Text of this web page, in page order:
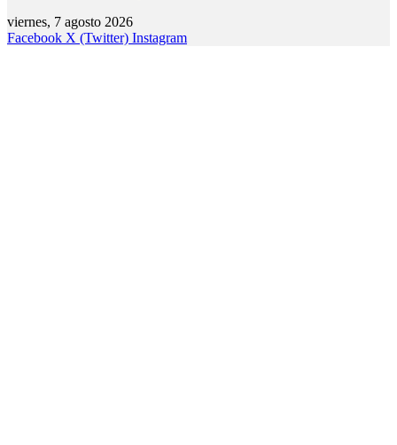
viernes, 7 agosto 2026
Facebook X (Twitter) Instagram